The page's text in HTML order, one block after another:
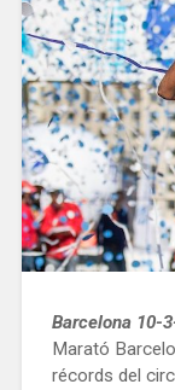
Barcelona 10-
Marató
récords del